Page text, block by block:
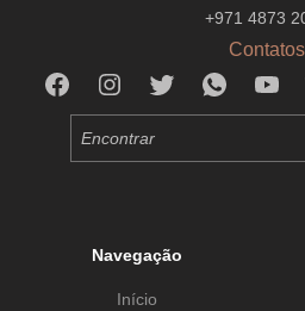
+971 4873
Contatos
Navegação
Início